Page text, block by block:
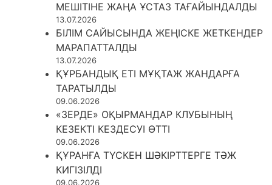
МЕШІТІНЕ ЖАҢА ҰСТАЗ ТАҒАЙЫНДАЛДЫ
13.07.2026
БІЛІМ САЙЫСЫНДА ЖЕҢІСКЕ ЖЕТКЕНДЕР
МАРАПАТТАЛДЫ
13.07.2026
ҚҰРБАНДЫҚ ЕТІ МҰҚТАЖ ЖАНДАРҒА
ТАРАТЫЛДЫ
09.06.2026
«ЗЕРДЕ» ОҚЫРМАНДАР КЛУБЫНЫҢ
КЕЗЕКТІ КЕЗДЕСУІ ӨТТІ
09.06.2026
ҚҰРАНҒА ТҮСКЕН ШӘКІРТТЕРГЕ ТӘЖ
КИГІЗІЛДІ
09.06.2026